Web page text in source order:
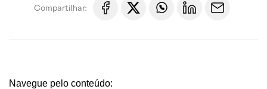
Compartilhar:
Navegue pelo conteúdo: